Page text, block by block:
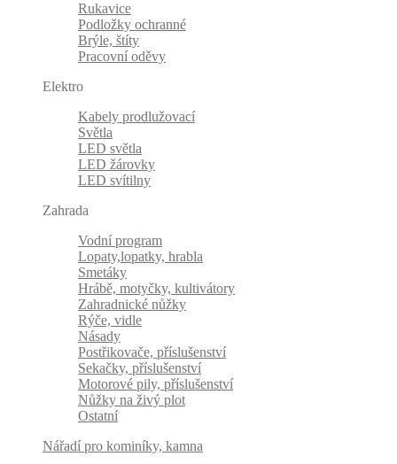
Rukavice
Podložky ochranné
Brýle, štíty
Pracovní oděvy
Elektro
Kabely prodlužovací
Světla
LED světla
LED žárovky
LED svítilny
Zahrada
Vodní program
Lopaty,lopatky, hrabla
Smetáky
Hrábě, motyčky, kultivátory
Zahradnické nůžky
Rýče, vidle
Násady
Postřikovače, příslušenství
Sekačky, příslušenství
Motorové pily, příslušenství
Nůžky na živý plot
Ostatní
Nářadí pro kominíky, kamna